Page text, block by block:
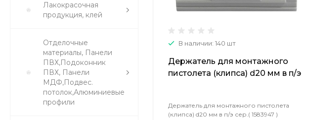
Лакокрасочная
продукция, клей
Отделочные
материалы, Панели
ПВХ,Подоконник
ПВХ, Панели
МДФ,Подвес.
потолок,Алюминиевые
профили
В наличии: 140 шт
Держатель для монтажного
пистолета (клипса) d20 мм в п/э
Держатель для монтажного пистолета
(клипса) d20 мм в п/э сер.( 1583947 )